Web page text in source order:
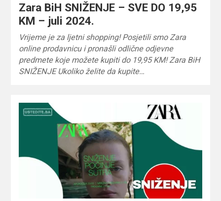
Zara BiH SNIŽENJE – SVE DO 19,95
KM – juli 2024.
Vrijeme je za ljetni shopping! Posjetili smo Zara
online prodavnicu i pronašli odlične odjevne
predmete koje možete kupiti do 19,95 KM! Zara BiH
SNIŽENJE Ukoliko želite da kupite…